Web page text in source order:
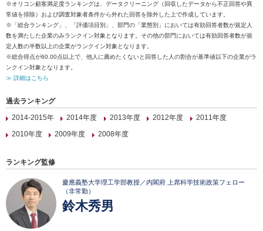
※オリコン顧客満足度ランキングは、データクリーニング（回収したデータから不正回答や異
常値を排除）および調査対象者条件から外れた回答を除外した上で作成しています。
※「総合ランキング」、「評価項目別」、部門の「業態別」においては有効回答者数が規定人
数を満たした企業のみランクイン対象となります。その他の部門においては有効回答者数が規
定人数の半数以上の企業がランクイン対象となります。
※総合得点が60.00点以上で、他人に薦めたくないと回答した人の割合が基準値以下の企業がラ
ンクイン対象となります。
≫ 詳細はこちら
過去ランキング
2014-2015年
2014年度 2013年度 2012年度
2011年度
2010年度
2009年度 2008年度
ランキング監修
慶應義塾大学理工学部教授／内閣府 上席科学技術政策フェロー
（非常勤）
鈴木秀男